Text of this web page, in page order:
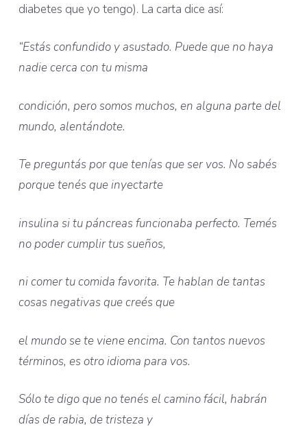
diabetes que yo tengo). La carta dice así:
“Estás confundido y asustado. Puede que no haya
nadie cerca con tu misma
condición, pero somos muchos, en alguna parte del
mundo, alentándote.
Te preguntás por que tenías que ser vos. No sabés
porque tenés que inyectarte
insulina si tu páncreas funcionaba perfecto. Temés
no poder cumplir tus sueños,
ni comer tu comida favorita. Te hablan de tantas
cosas negativas que creés que
el mundo se te viene encima. Con tantos nuevos
términos, es otro idioma para vos.
Sólo te digo que no tenés el camino fácil, habrán
días de rabia, de tristeza y